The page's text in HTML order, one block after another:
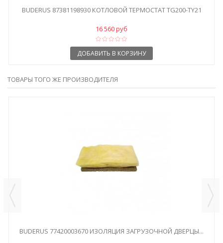
BUDERUS 87381198930 КОТЛОВОЙ ТЕРМОСТАТ TG200-TY21
16 560 руб
ДОБАВИТЬ В КОРЗИНУ
ТОВАРЫ ТОГО ЖЕ ПРОИЗВОДИТЕЛЯ
BUDERUS 77420003670 ИЗОЛЯЦИЯ ЗАГРУЗОЧНОЙ ДВЕРЦЫ...